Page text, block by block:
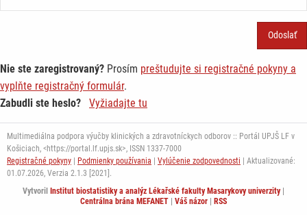
Nie ste zaregistrovaný? Prosím preštudujte si registračné pokyny a
vyplňte registračný formulár.
Zabudli ste heslo?
Vyžiadajte tu
Multimediálna podpora výučby klinických a zdravotníckych odborov :: Portál UPJŠ LF v
Košiciach, <https://portal.lf.upjs.sk>, ISSN 1337-7000
Registračné pokyny
Podmienky používania Vylúčenie zodpovednosti | Aktualizované:
01.07.2026, Verzia 2.1.3 [2021].
Vytvoril
Institut biostatistiky a analýz Lékařské fakulty Masarykovy univerzity|
Centrálna brána MEFANET
Váš názor RSS